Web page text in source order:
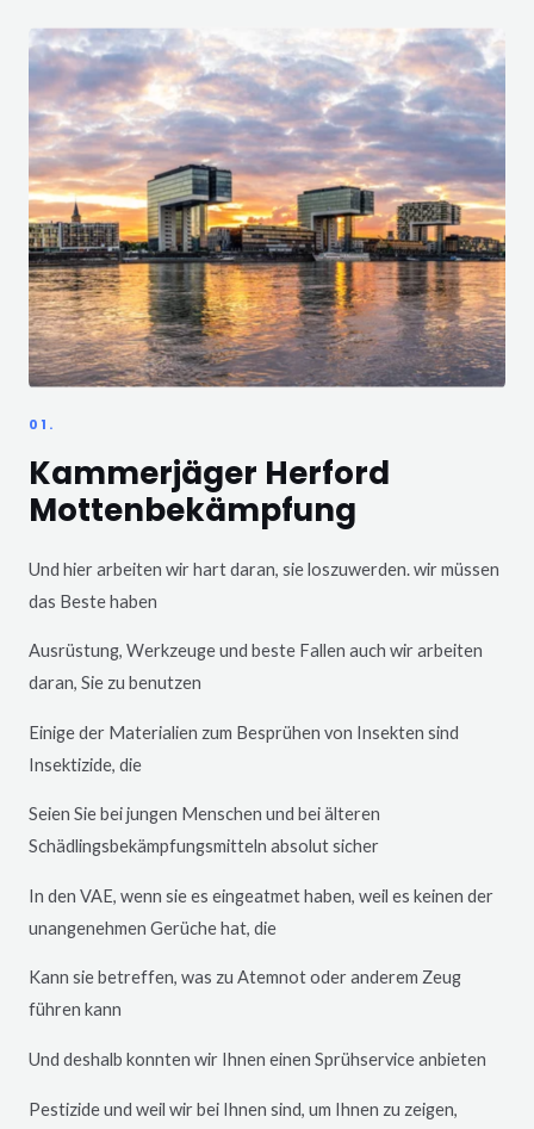
01.
Kammerjäger Herford
Mottenbekämpfung
Und hier arbeiten wir hart daran, sie loszuwerden. wir müssen
das Beste haben
Ausrüstung, Werkzeuge und beste Fallen auch wir arbeiten
daran, Sie zu benutzen
Einige der Materialien zum Besprühen von Insekten sind
Insektizide, die
Seien Sie bei jungen Menschen und bei älteren
Schädlingsbekämpfungsmitteln absolut sicher
In den VAE, wenn sie es eingeatmet haben, weil es keinen der
unangenehmen Gerüche hat, die
Kann sie betreffen, was zu Atemnot oder anderem Zeug
führen kann
Und deshalb konnten wir Ihnen einen Sprühservice anbieten
Pestizide und weil wir bei Ihnen sind, um Ihnen zu zeigen,